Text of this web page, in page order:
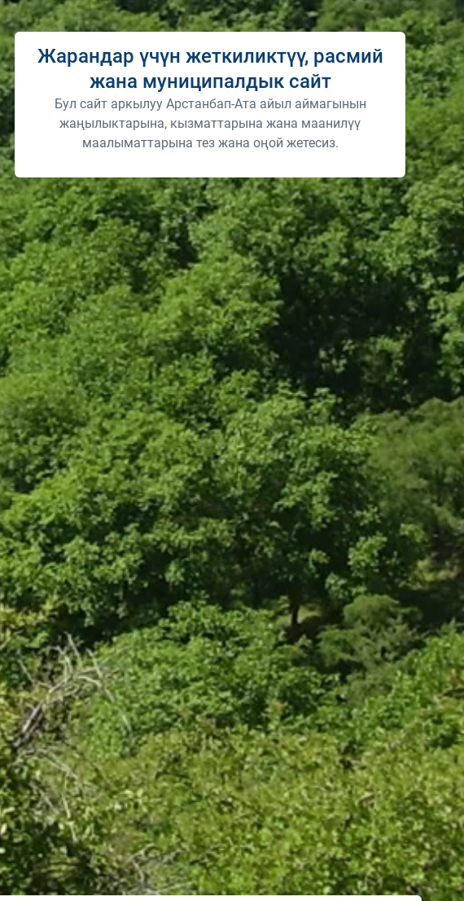
Жарандар үчүн жеткиликтүү, расмий
жана муниципалдык сайт
Бул сайт аркылуу Арстанбап-Ата айыл аймагынын
жаңылыктарына, кызматтарына жана маанилүү
маалыматтарына тез жана оңой жетесиз.